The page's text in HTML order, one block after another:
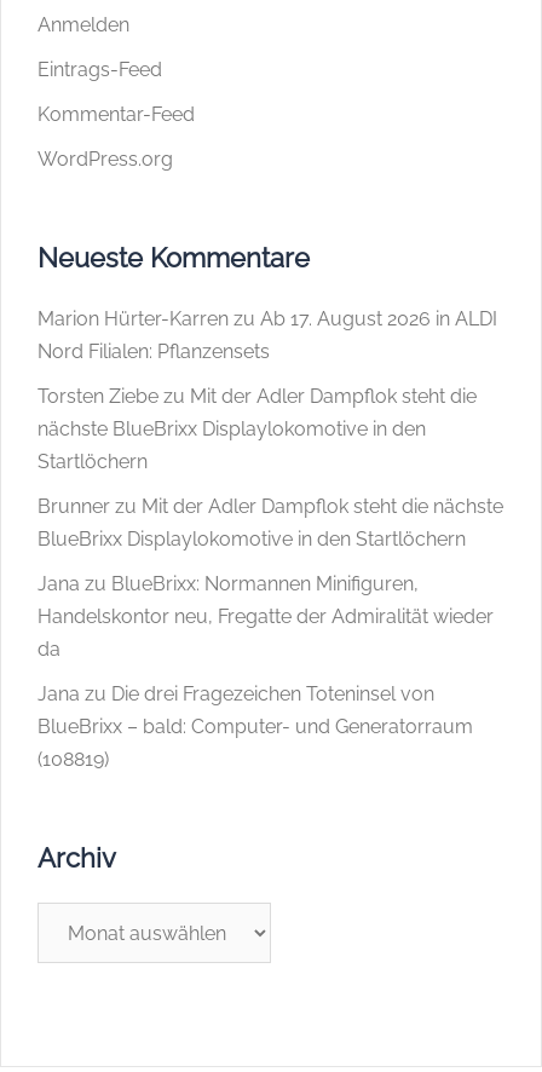
Anmelden
Eintrags-Feed
Kommentar-Feed
WordPress.org
Neueste Kommentare
Marion Hürter-Karren zu Ab 17. August 2026 in ALDI
Nord Filialen: Pflanzensets
Torsten Ziebe zu Mit der Adler Dampflok steht die
nächste BlueBrixx Displaylokomotive in den
Startlöchern
Brunner zu Mit der Adler Dampflok steht die nächste
BlueBrixx Displaylokomotive in den Startlöchern
Jana zu BlueBrixx: Normannen Minifiguren,
Handelskontor neu, Fregatte der Admiralität wieder
da
Jana zu Die drei Fragezeichen Toteninsel von
BlueBrixx – bald: Computer- und Generatorraum
(108819)
Archiv